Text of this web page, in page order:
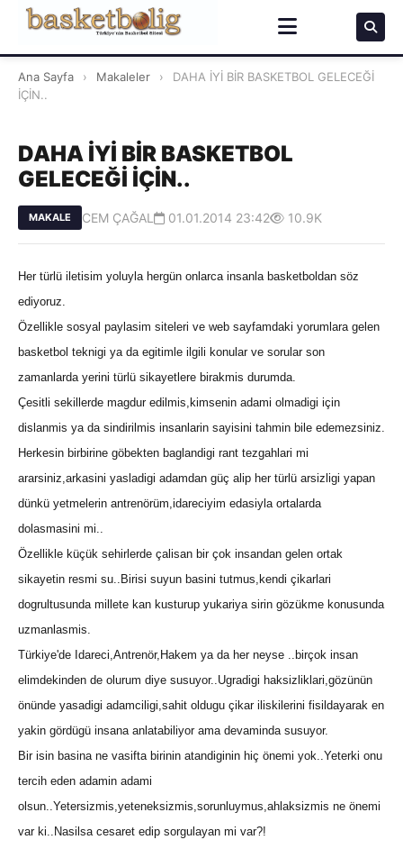
Ana Sayfa › Makaleler ›
DAHA İYİ BİR BASKETBOL GELECEĞİ
İÇİN..
DAHA İYİ BİR BASKETBOL
GELECEĞİ İÇİN..
MAKALE CEM ÇAĞAL 01.01.2014 23:42 10.9K
Her türlü iletisim yoluyla hergün onlarca insanla basketboldan söz
ediyoruz.
Özellikle sosyal paylasim siteleri ve web sayfamdaki yorumlara gelen
basketbol teknigi ya da egitimle ilgili konular ve sorular son
zamanlarda yerini türlü sikayetlere birakmis durumda.
Çesitli sekillerde magdur edilmis,kimsenin adami olmadigi için
dislanmis ya da sindirilmis insanlarin sayisini tahmin bile edemezsiniz.
Herkesin birbirine göbekten baglandigi rant tezgahlari mi
ararsiniz,arkasini yasladigi adamdan güç alip her türlü arsizligi yapan
dünkü yetmelerin antrenörüm,idareciyim edasiyla ortalarda
dolasmasini mi..
Özellikle küçük sehirlerde çalisan bir çok insandan gelen ortak
sikayetin resmi su..Birisi suyun basini tutmus,kendi çikarlari
dogrultusunda millete kan kusturup yukariya sirin gözükme konusunda
uzmanlasmis.
Türkiye'de Idareci,Antrenör,Hakem ya da her neyse ..birçok insan
elimdekinden de olurum diye susuyor..Ugradigi haksizliklari,gözünün
önünde yasadigi adamciligi,sahit oldugu çikar iliskilerini fisildayarak en
yakin gördügü insana anlatabiliyor ama devaminda susuyor.
Bir isin basina ne vasifta birinin atandiginin hiç önemi yok..Yeterki onu
tercih eden adamin adami
olsun..Yetersizmis,yeteneksizmis,sorunluymus,ahlaksizmis ne önemi
var ki..Nasilsa cesaret edip sorgulayan mi var?!